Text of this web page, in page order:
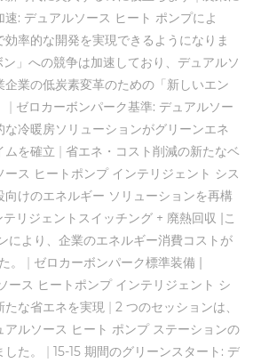
: デュアルソース ヒート ポンプによ
効率的な開発を実現できるようになりま
ン」への競争は加速しており、デュアルソ
業の低炭素変革のための「新しいエン
| ゼロカーボンパーク基準: デュアルソー
冷暖房ソリューションがグリーンエネ
ムを確立 | 省エネ・コスト削減の新たなベ
ース ヒートポンプ インテリジェント シス
向けのエネルギー ソリューションを再構
リジェントスイッチング + 廃熱回収 |こ
により、企業のエネルギー消費コストが
。
| ゼロカーボンパーク標準装備 |
ース ヒートポンプ インテリジェント シ
たな省エネを実現 | 2 つのセッションは、
ルソース ヒート ポンプ ステーションの
た。
| 15-15 期間のグリーンスタート: デ